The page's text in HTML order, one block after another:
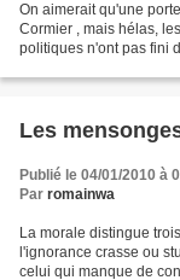
On aimerait qu'une
Cormier , mais hélas,
politiques n'ont pas fini
Les
Publié le 04/01/2010 à
Par romainwa
La morale distingue
l'ignorance crasse ou
celui qui manque de